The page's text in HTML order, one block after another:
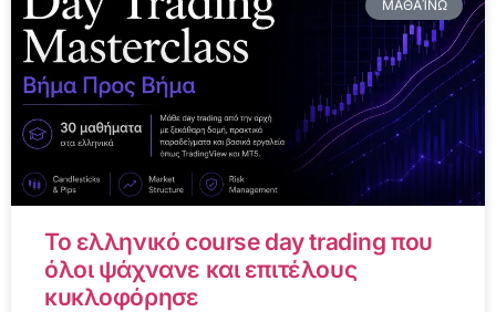
ΜΑΘΑΊΝΩ
Το ελληνικό course day trading που
όλοι ψάχνανε και επιτέλους
κυκλοφόρησε